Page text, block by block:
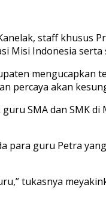
staff khusus
Misi Indonesia
mengucapkan
percaya akan
SMA dan SMK
para guru Petra
tukasnya